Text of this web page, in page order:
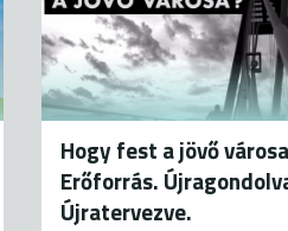
Hogy fest a jövő
Erőforrás.
Újratervezve.